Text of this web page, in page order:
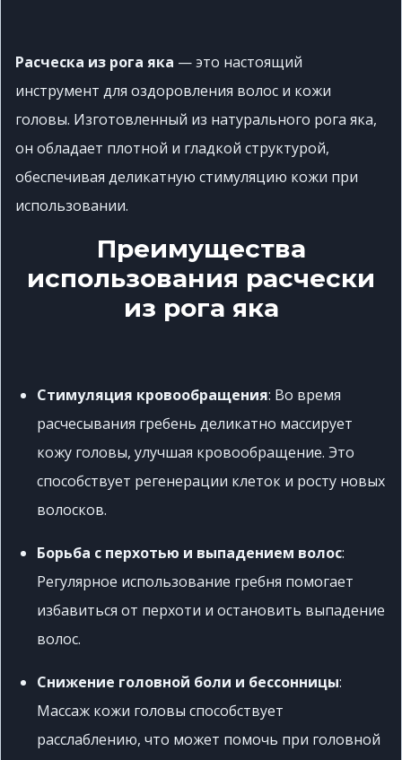
Расческа из рога яка — это настоящий
инструмент для оздоровления волос и кожи
головы. Изготовленный из натурального рога яка,
он обладает плотной и гладкой структурой,
обеспечивая деликатную стимуляцию кожи при
использовании.
Преимущества
использования расчески
из рога яка
Стимуляция кровообращения: Во время
расчесывания гребень деликатно массирует
кожу головы, улучшая кровообращение. Это
способствует регенерации клеток и росту новых
волосков.
Борьба с перхотью и выпадением волос:
Регулярное использование гребня помогает
избавиться от перхоти и остановить выпадение
волос.
Снижение головной боли и бессонницы:
Массаж кожи головы способствует
расслаблению, что может помочь при головной